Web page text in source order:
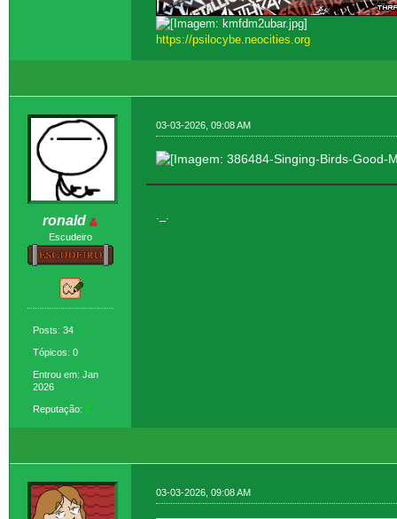
https://psilocybe.neocities.org
ronald
Escudeiro
Posts: 34
Tópicos: 0
Entrou em: Jan
2026
Reputação: 2
03-03-2026, 09:08 AM
03-03-2026, 09:08 AM